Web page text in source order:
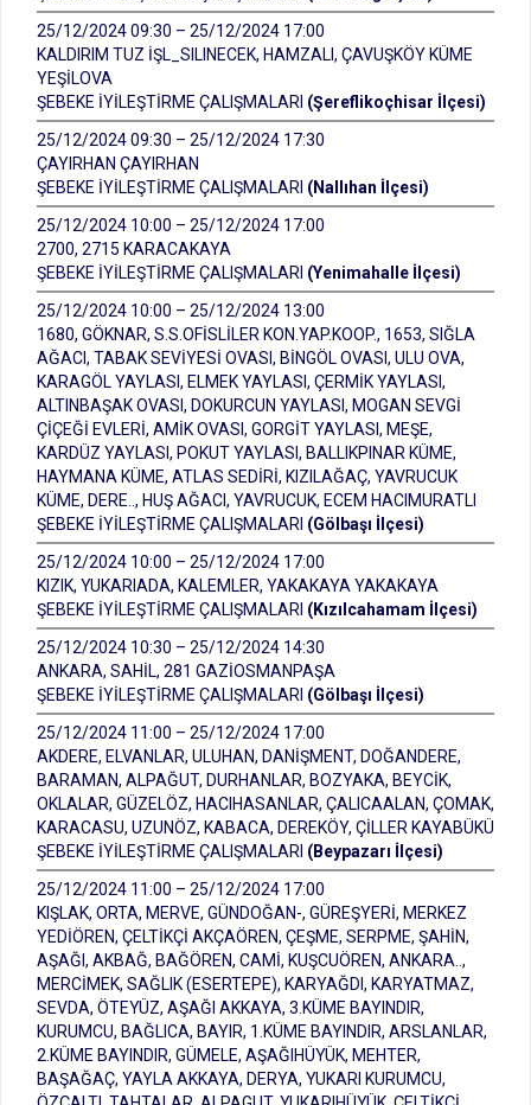
25/12/2024 09:30 – 25/12/2024 17:00
KALDIRIM TUZ İŞL_SILINECEK, HAMZALI, ÇAVUŞKÖY KÜME
YEŞİLOVA
ŞEBEKE İYİLEŞTİRME ÇALIŞMALARI (Şereflikoçhisar İlçesi)
25/12/2024 09:30 – 25/12/2024 17:30
ÇAYIRHAN ÇAYIRHAN
ŞEBEKE İYİLEŞTİRME ÇALIŞMALARI (Nallıhan İlçesi)
25/12/2024 10:00 – 25/12/2024 17:00
2700, 2715 KARACAKAYA
ŞEBEKE İYİLEŞTİRME ÇALIŞMALARI (Yenimahalle İlçesi)
25/12/2024 10:00 – 25/12/2024 13:00
1680, GÖKNAR, S.S.OFİSLİLER KON.YAP.KOOP., 1653, SIĞLA
AĞACI, TABAK SEVİYESİ OVASI, BİNGÖL OVASI, ULU OVA,
KARAGÖL YAYLASI, ELMEK YAYLASI, ÇERMİK YAYLASI,
ALTINBAŞAK OVASI, DOKURCUN YAYLASI, MOGAN SEVGİ
ÇİÇEĞİ EVLERİ, AMİK OVASI, GORGİT YAYLASI, MEŞE,
KARDÜZ YAYLASI, POKUT YAYLASI, BALLIKPINAR KÜME,
HAYMANA KÜME, ATLAS SEDİRİ, KIZILAĞAÇ, YAVRUCUK
KÜME, DERE.., HUŞ AĞACI, YAVRUCUK, ECEM HACIMURATLI
ŞEBEKE İYİLEŞTİRME ÇALIŞMALARI (Gölbaşı İlçesi)
25/12/2024 10:00 – 25/12/2024 17:00
KIZIK, YUKARIADA, KALEMLER, YAKAKAYA YAKAKAYA
ŞEBEKE İYİLEŞTİRME ÇALIŞMALARI (Kızılcahamam İlçesi)
25/12/2024 10:30 – 25/12/2024 14:30
ANKARA, SAHİL, 281 GAZİOSMANPAŞA
ŞEBEKE İYİLEŞTİRME ÇALIŞMALARI (Gölbaşı İlçesi)
25/12/2024 11:00 – 25/12/2024 17:00
AKDERE, ELVANLAR, ULUHAN, DANİŞMENT, DOĞANDERE,
BARAMAN, ALPAĞUT, DURHANLAR, BOZYAKA, BEYCİK,
OKLALAR, GÜZELÖZ, HACIHASANLAR, ÇALICAALAN, ÇOMAK,
KARACASU, UZUNÖZ, KABACA, DEREKÖY, ÇİLLER KAYABÜKÜ
ŞEBEKE İYİLEŞTİRME ÇALIŞMALARI (Beypazarı İlçesi)
25/12/2024 11:00 – 25/12/2024 17:00
KIŞLAK, ORTA, MERVE, GÜNDOĞAN-, GÜREŞYERİ, MERKEZ
YEDİÖREN, ÇELTİKÇİ AKÇAÖREN, ÇEŞME, SERPME, ŞAHİN,
AŞAĞI, AKBAĞ, BAĞÖREN, CAMİ, KUŞCUÖREN, ANKARA..,
MERCİMEK, SAĞLIK (ESERTEPE), KARYAĞDI, KARYATMAZ,
SEVDA, ÖTEYÜZ, AŞAĞI AKKAYA, 3.KÜME BAYINDIR,
KURUMCU, BAĞLICA, BAYIR, 1.KÜME BAYINDIR, ARSLANLAR,
2.KÜME BAYINDIR, GÜMELE, AŞAĞIHÜYÜK, MEHTER,
BAŞAĞAÇ, YAYLA AKKAYA, DERYA, YUKARI KURUMCU,